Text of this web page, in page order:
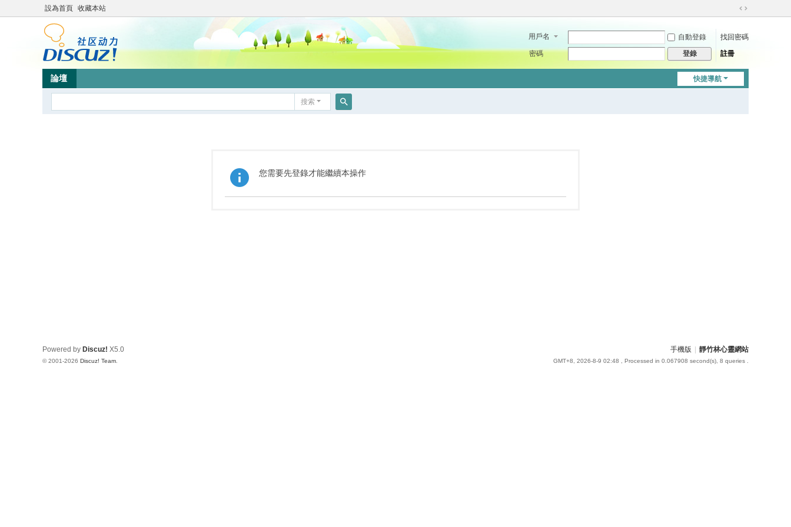
設為首頁 收藏本站
切
到
用戶名 自動登錄
找回密碼
密碼
登錄 註冊
快捷導航
論壇
搜索
您需要先登錄才能繼續本操作
手機版 靜竹林心靈網站
GMT+8, 2026-8-9 02:48 , Processed in 0.067908 second(s), 8 queries .
Powered by Discuz! X5.0
© 2001-2026 Discuz! Team